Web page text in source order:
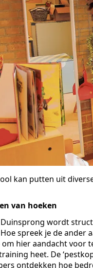
kan putten uit
van hoeken
wordt
spreek je de ander
hier aandacht voor
heet. De
ontdekken hoe